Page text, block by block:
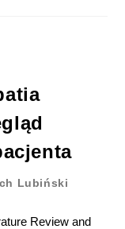
Lubiński
Review and